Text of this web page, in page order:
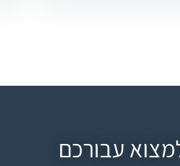
עבורכם